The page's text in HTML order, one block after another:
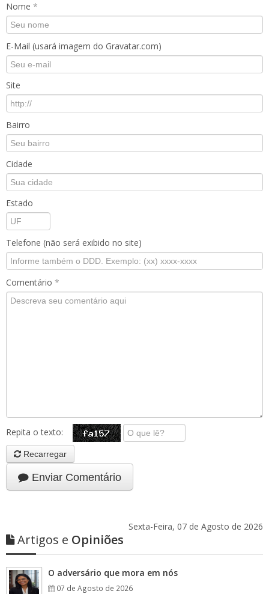
Nome *
E-Mail (usará imagem do Gravatar.com)
Site
Bairro
Cidade
Estado
Telefone (não será exibido no site)
Comentário *
Repita o texto:
Recarregar
Enviar Comentário
Sexta-Feira, 07 de Agosto de 2026
Artigos e Opiniões
O adversário que mora em nós
07 de Agosto de 2026